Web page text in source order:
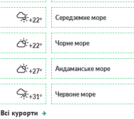
+22°
+22°
+27°
+31°
Всі курорти
Середземне море
Чорне море
Андаманське море
Червоне море